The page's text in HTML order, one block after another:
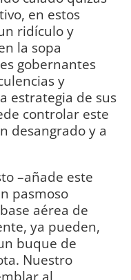
en estos
ridículo y
la sopa
gobernantes
y
estrategia de sus
controlar este
desangrado y a
–añade este
pasmoso
aérea de
ya pueden,
buque de
Nuestro